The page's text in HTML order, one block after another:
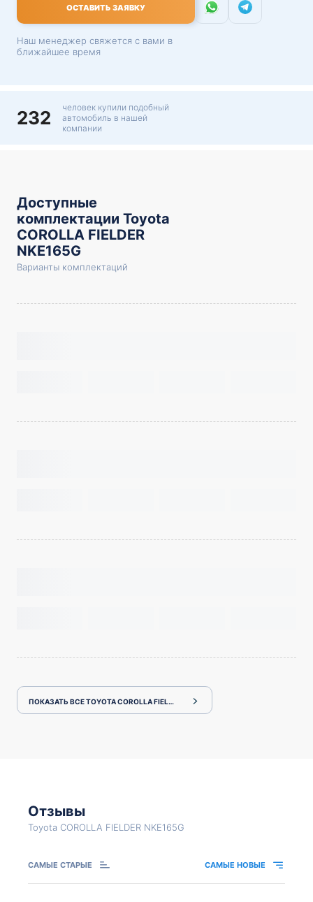
ОСТАВИТЬ ЗАЯВКУ
Наш менеджер свяжется с вами в
ближайшее время
232
человек купили подобный
автомобиль в нашей
компании
Доступные
комплектации Toyota
COROLLA FIELDER
NKE165G
Варианты комплектаций
ПОКАЗАТЬ ВСЕ TOYOTA COROLLA FIELDER NKE165G
Отзывы
Toyota COROLLA FIELDER NKE165G
САМЫЕ СТАРЫЕ САМЫЕ НОВЫЕ